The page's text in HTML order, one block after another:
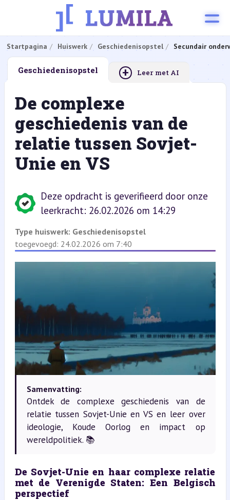
Startpagina Huiswerk Geschiedenisopstel Secundair
Geschiedenisopstel + Leer met AI
De complexe
geschiedenis van de
relatie tussen Sovjet-
Unie en VS
Deze opdracht is geverifieerd door onze
leerkracht: 26.02.2026 om 14:29
Type huiswerk: Geschiedenisopstel
toegevoegd: 24.02.2026 om 7:40
Samenvatting:
Ontdek de complexe geschiedenis van de
relatie tussen Sovjet-Unie en VS en leer over
ideologie, Koude Oorlog en impact op
wereldpolitiek. 📚
De Sovjet-Unie en haar complexe relatie
met de Verenigde Staten: Een Belgisch
perspectief